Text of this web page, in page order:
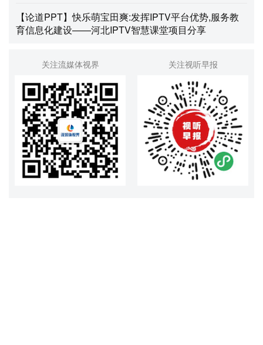
【论道PPT】快乐萌宝田爽:发挥IPTV平台优势,服务教
育信息化建设——河北IPTV智慧课堂项目分享
关注流媒体视界 关注视听早报